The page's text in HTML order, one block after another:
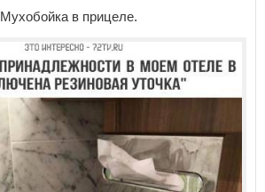
Мухобойка в прицеле.